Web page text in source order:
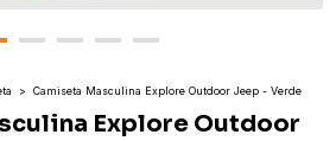
> Camiseta Masculina Explore Outdoor Jeep - Verde
Explore Outdoor